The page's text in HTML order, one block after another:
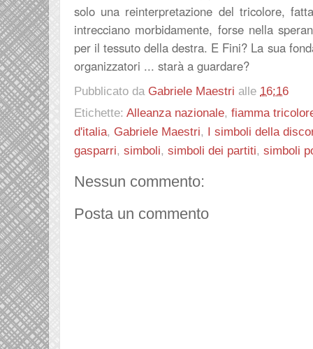
solo una reinterpretazione del tricolore,
intrecciano morbidamente, forse nella
per il tessuto della destra. E Fini? La sua
organizzatori ... starà a guardare?
Pubblicato da Gabriele Maestri alle 16:16
Etichette: Alleanza nazionale, fiamma
d'italia, Gabriele Maestri, I simboli della
gasparri, simboli, simboli dei partiti, simboli
Nessun commento:
Posta un commento